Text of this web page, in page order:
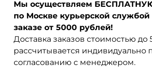
Мы осуществляем
по Москве курьерской
заказе от 5000 рублей!
Доставка заказов стоимостью до
рассчитывается индивидуально
согласованию с менеджером.